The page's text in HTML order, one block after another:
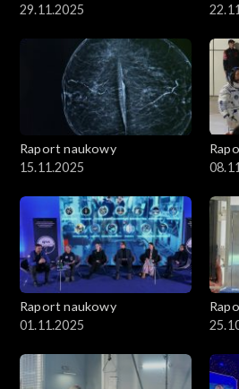
29.11.2025
Raport naukowy
15.11.2025
Raport naukowy
01.11.2025